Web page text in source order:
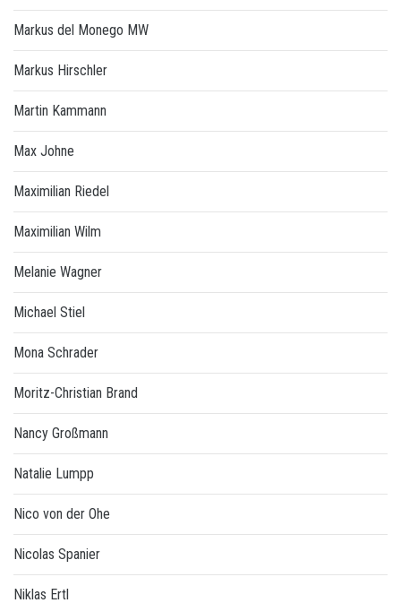
Markus del Monego MW
Markus Hirschler
Martin Kammann
Max Johne
Maximilian Riedel
Maximilian Wilm
Melanie Wagner
Michael Stiel
Mona Schrader
Moritz-Christian Brand
Nancy Großmann
Natalie Lumpp
Nico von der Ohe
Nicolas Spanier
Niklas Ertl